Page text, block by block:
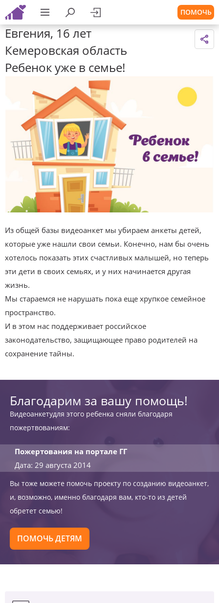
ПОМОЧЬ
Евгения, 16 лет
Кемеровская область
Ребенок уже в семье!
Из общей базы видеоанкет мы убираем анкеты детей,
которые уже нашли свои семьи. Конечно, нам бы очень
хотелось показать этих счастливых малышей, но теперь
эти дети в своих семьях, и у них начинается другая
жизнь.
Мы стараемся не нарушать пока еще хрупкое семейное
пространство.
И в этом нас поддерживает российское
законодательство, защищающее право родителей на
сохранение тайны.
Благодарим за вашу помощь!
Видеоанкетудля этого ребенка сняли благодаря
пожертвованиям:
Пожертования на портале ГГ
Дата: 29 августа 2014
Вы тоже можете помочь проекту по созданию видеоанкет,
и, возможно, именно благодаря вам, кто-то из детей
обретет семью!
ПОМОЧЬ ДЕТЯМ